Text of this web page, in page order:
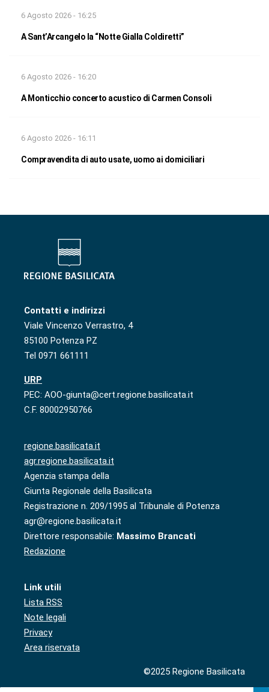
6 Agosto 2026 - 16:25
A Sant’Arcangelo la “Notte Gialla Coldiretti”
6 Agosto 2026 - 16:20
A Monticchio concerto acustico di Carmen Consoli
6 Agosto 2026 - 16:11
Compravendita di auto usate, uomo ai domiciliari
Contatti e indirizzi
Viale Vincenzo Verrastro, 4
85100 Potenza PZ
Tel 0971 661111
URP
PEC: AOO-giunta@cert.regione.basilicata.it
C.F. 80002950766
regione.basilicata.it
agr.regione.basilicata.it
Agenzia stampa della
Giunta Regionale della Basilicata
Registrazione n. 209/1995 al Tribunale di Potenza
agr@regione.basilicata.it
Direttore responsabile: Massimo Brancati
Redazione
Link utili
Lista RSS
Note legali
Privacy
Area riservata
©2025 Regione Basilicata